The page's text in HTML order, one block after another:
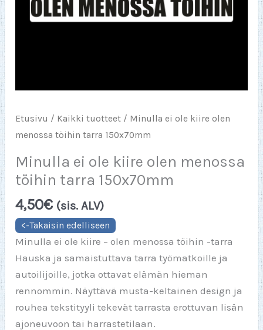
Etusivu / Kaikki tuotteet / Minulla ei ole kiire olen
menossa töihin tarra 150x70mm
Minulla ei ole kiire olen menossa
töihin tarra 150x70mm
4,50€ (sis. ALV)
Minulla ei ole kiire – olen menossa töihin -tarra
Hauska ja samaistuttava tarra työmatkoille ja
autoilijoille, jotka ottavat elämän hieman
rennommin. Näyttävä musta-keltainen design ja
rouhea tekstityyli tekevät tarrasta erottuvan lisän
ajoneuvoon tai harrastetilaan.